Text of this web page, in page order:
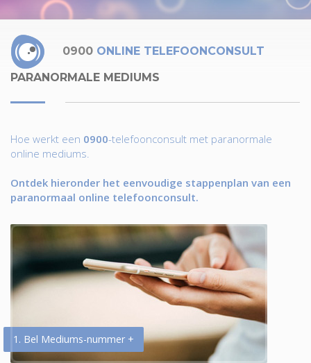
0900 ONLINE TELEFOONCONSULT
PARANORMALE MEDIUMS
Hoe werkt een 0900-telefoonconsult met paranormale
online mediums.
Ontdek hieronder het eenvoudige stappenplan van een
paranormaal online telefoonconsult.
1. Bel Mediums-nummer +